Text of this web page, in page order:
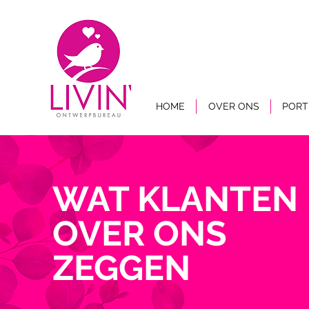
HOME OVER ONS
WAT KLANTEN
OVER ONS
ZEGGEN